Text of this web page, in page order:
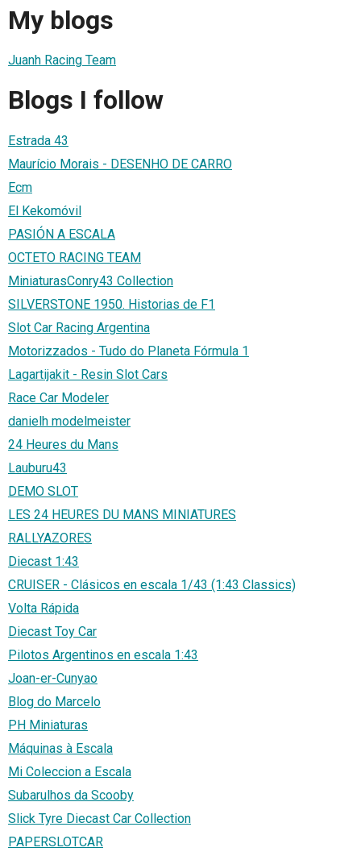
My blogs
Juanh Racing Team
Blogs I follow
Estrada 43
Maurício Morais - DESENHO DE CARRO
Ecm
El Kekomóvil
PASIÓN A ESCALA
OCTETO RACING TEAM
MiniaturasConry43 Collection
SILVERSTONE 1950. Historias de F1
Slot Car Racing Argentina
Motorizzados - Tudo do Planeta Fórmula 1
Lagartijakit - Resin Slot Cars
Race Car Modeler
danielh modelmeister
24 Heures du Mans
Lauburu43
DEMO SLOT
LES 24 HEURES DU MANS MINIATURES
RALLYAZORES
Diecast 1:43
CRUISER - Clásicos en escala 1/43 (1:43 Classics)
Volta Rápida
Diecast Toy Car
Pilotos Argentinos en escala 1:43
Joan-er-Cunyao
Blog do Marcelo
PH Miniaturas
Máquinas à Escala
Mi Coleccion a Escala
Subarulhos da Scooby
Slick Tyre Diecast Car Collection
PAPERSLOTCAR